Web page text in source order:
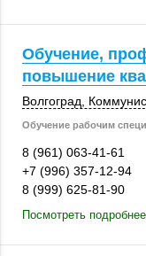
Обучение,
повышение
Волгоград ,
Обучение рабочим
8 (961) 063-41-61
+7 (996) 357-12-94
8 (999) 625-81-90
Посмотреть